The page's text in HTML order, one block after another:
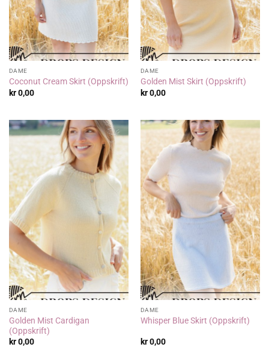
DAME
Coconut Cream Skirt (Oppskrift)
kr0,00
DAME
Golden Mist Skirt (Oppskrift)
kr0,00
DAME
Golden Mist Cardigan
(Oppskrift)
kr0,00
DAME
Whisper Blue Skirt (Oppskrift)
kr0,00